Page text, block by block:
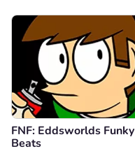
FNF: Eddsworlds Funky
Beats